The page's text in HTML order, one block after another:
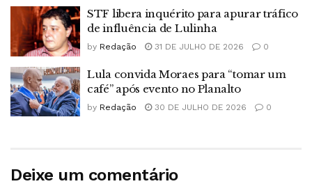
STF libera inquérito para apurar tráfico
de influência de Lulinha
by Redação 31 DE JULHO DE 2026 0
Lula convida Moraes para “tomar um
café” após evento no Planalto
by Redação 30 DE JULHO DE 2026 0
Deixe um comentário